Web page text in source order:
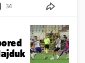
34